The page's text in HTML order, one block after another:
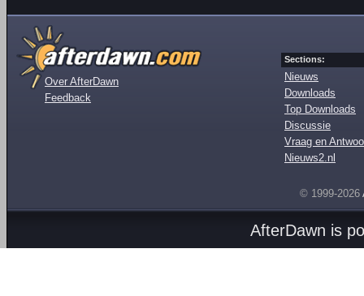
Over AfterDawn
Feedback
Sections:
Nieuws
Downloads
Top Downloads
Discussie
Vraag en
Nieuws2.nl
© 1999-2026
AfterDawn is